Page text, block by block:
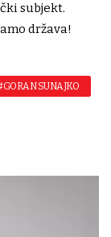
subjekt.
država!
SUNAJKO